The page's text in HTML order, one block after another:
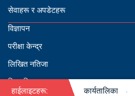
सेवाहरू र अपडेटहरू
विज्ञापन
परीक्षा केन्द्र
लिखित नतिजा
सिफारिस
हाईलाइटहरू:
पदपूर्ति सम्बन्धी वार्षिक कार्यतालिका